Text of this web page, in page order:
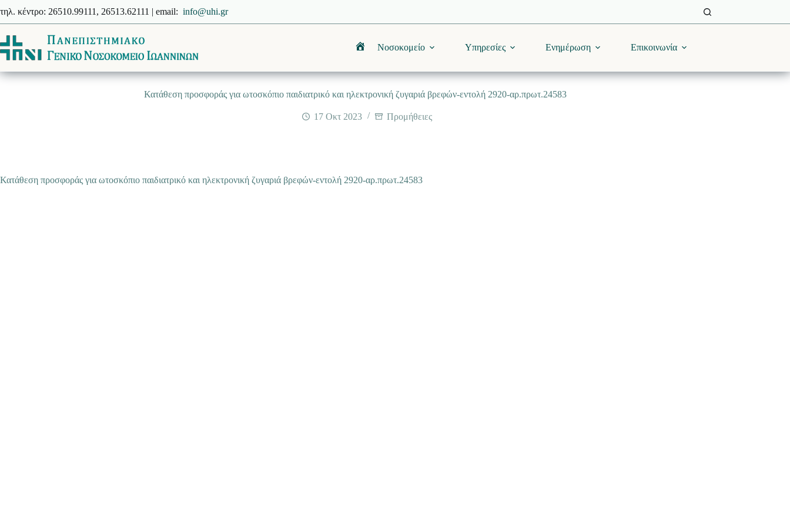
στο
περιεχόμενο
τηλ. κέντρο: 26510.99111, 26513.62111 | email: info@uhi.gr
ΑρχικήΝοσοκομείο Υπηρεσίες Ενημέρωση Επικοινωνία
Κατάθεση προσφοράς για ωτοσκόπιο παιδιατρικό και ηλεκτρονική ζυγαριά βρεφών-εντολή 2920-αρ.πρωτ.24583
17 Οκτ 2023 Προμήθειες
Κατάθεση προσφοράς για ωτοσκόπιο παιδιατρικό και ηλεκτρονική ζυγαριά βρεφών-εντολή 2920-αρ.πρωτ.24583